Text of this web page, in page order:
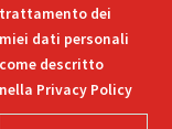
trattamento dei
miei dati personali
come descritto
nella Privacy Policy